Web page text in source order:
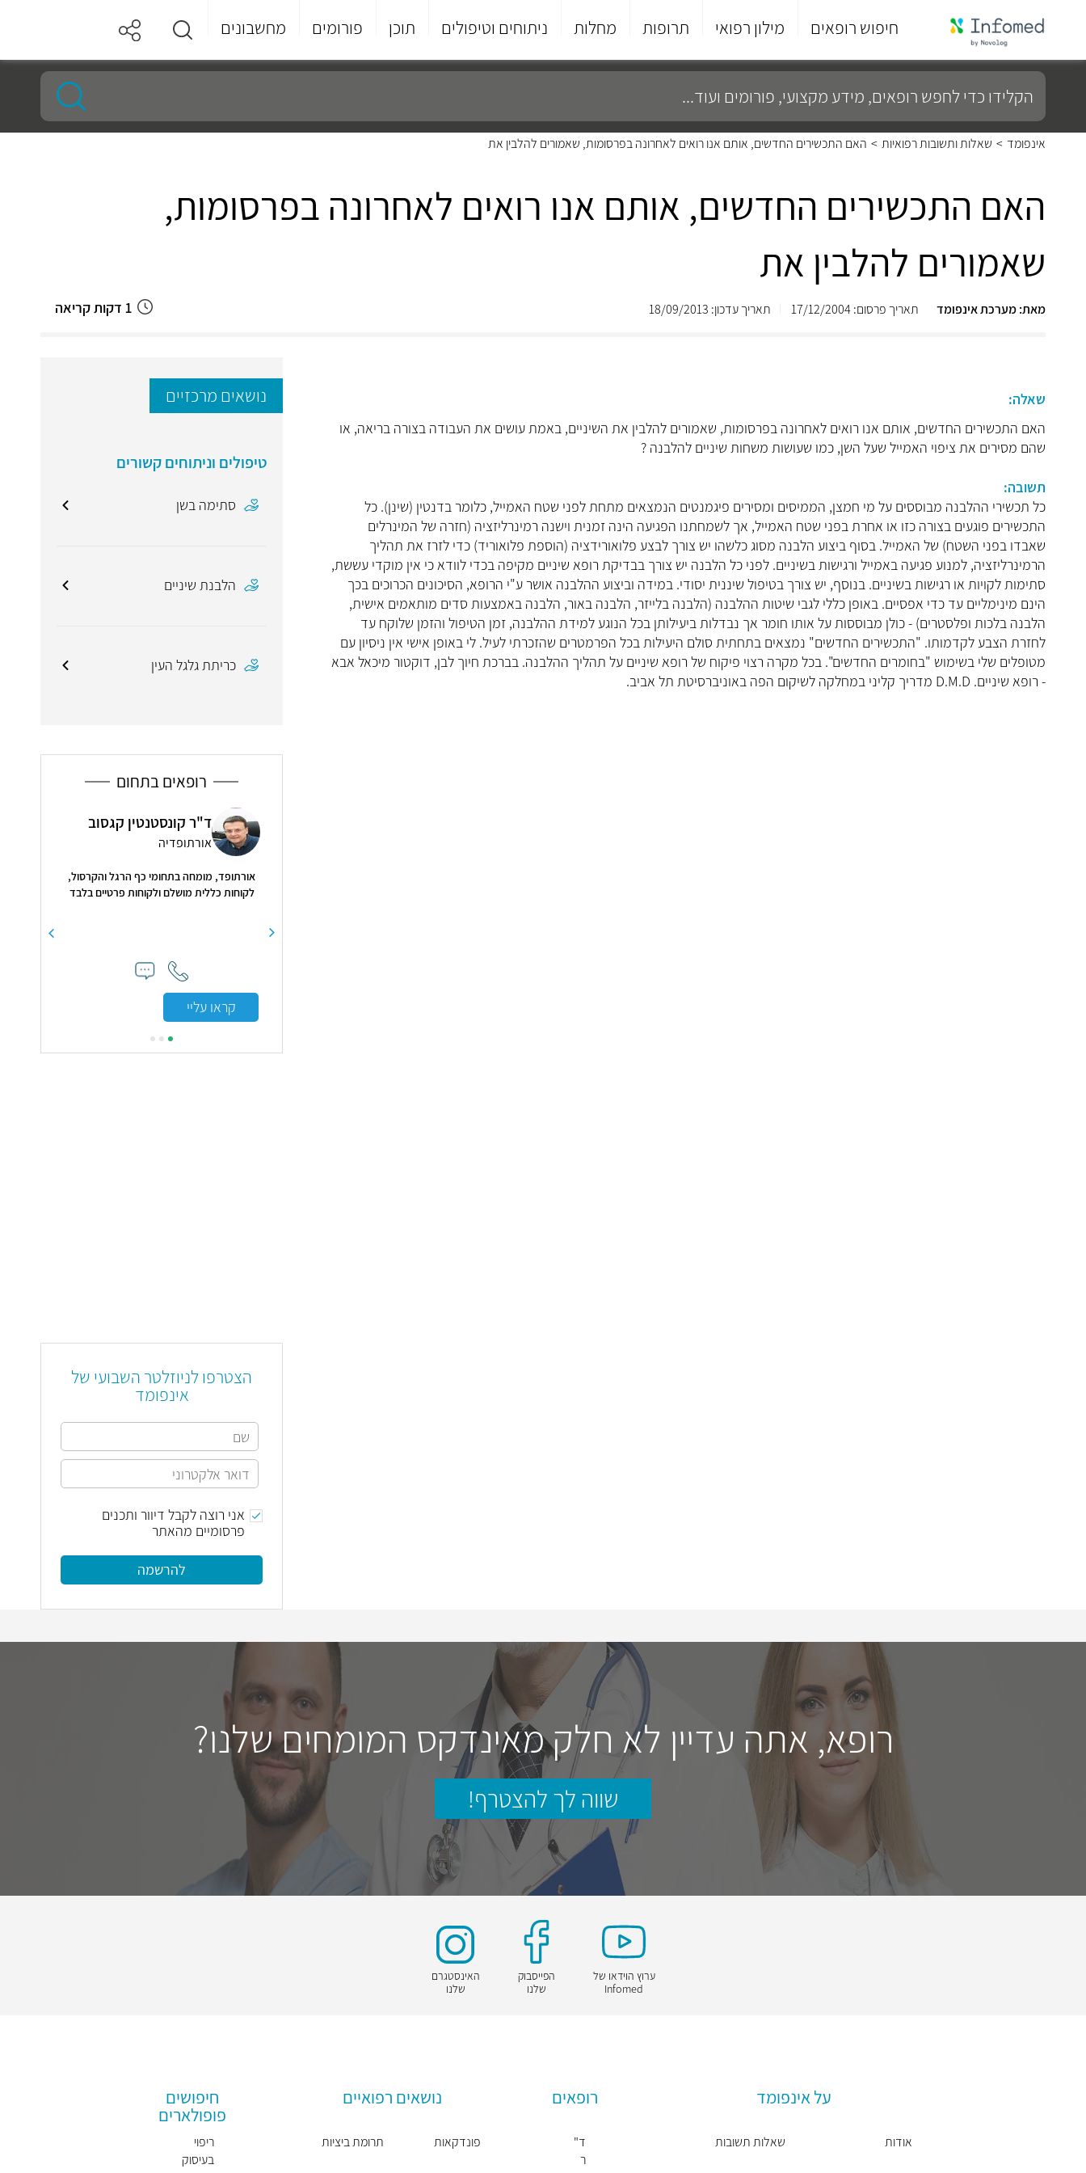
חיפוש רופאים מילון רפואי תרופות מחלות ניתוחים וטיפולים תוכן פורומים מחשבונים
סוף
התפריט
הקלידו
כדי
לחפש
רופאים,
מידע
מקצועי,
אינפומד > שאלות ותשובות רפואיות > האם התכשירים החדשים, אותם אנו רואים לאחרונה בפרסומות, שאמורים להלבין את
האם התכשירים החדשים, אותם אנו רואים לאחרונה בפרסומות,
שאמורים להלבין את
מאת: מערכת אינפומד תאריך פרסום: 17/12/2004 תאריך עדכון: 18/09/2013 1 דקות קריאה
שאלה:
האם התכשירים החדשים, אותם אנו רואים לאחרונה בפרסומות, שאמורים להלבין את השיניים, באמת עושים את העבודה בצורה בריאה, או
שהם מסירים את ציפוי האמייל שעל השן, כמו שעושות משחות שיניים להלבנה ?
תשובה:
כל תכשירי ההלבנה מבוססים על מי חמצן, הממיסים ומסירים פיגמנטים הנמצאים מתחת לפני שטח האמייל, כלומר בדנטין (שינן). כל
התכשירים פוגעים בצורה כזו או אחרת בפני שטח האמייל, אך לשמחתנו הפגיעה הינה זמנית וישנה רמינרליזציה (חזרה של המינרלים
שאבדו בפני השטח) של האמייל. בסוף ביצוע הלבנה מסוג כלשהו יש צורך לבצע פלואורידציה (הוספת פלואוריד) כדי לזרז את תהליך
הרמינרליזציה, למנוע פגיעה באמייל ורגישות בשיניים. לפני כל הלבנה יש צורך בבדיקת רופא שיניים מקיפה בכדי לוודא כי אין מוקדי עששת,
סתימות לקויות או רגישות בשיניים. בנוסף, יש צורך בטיפול שיננית יסודי. במידה וביצוע ההלבנה אושר ע"י הרופא, הסיכונים הכרוכים בכך
הינם מינימליים עד כדי אפסיים. באופן כללי לגבי שיטות ההלבנה (הלבנה בלייזר, הלבנה באור, הלבנה באמצעות סדים מותאמים אישית,
הלבנה בלכות ופלסטרים) - כולן מבוססות על אותו חומר אך נבדלות ביעילותן בכל הנוגע למידת ההלבנה, זמן הטיפול והזמן שלוקח עד
לחזרת הצבע לקדמותו. "התכשירים החדשים" נמצאים בתחתית סולם היעילות בכל הפרמטרים שהזכרתי לעיל. לי באופן אישי אין ניסיון עם
מטופלים שלי בשימוש "בחומרים החדשים". בכל מקרה רצוי פיקוח של רופא שיניים על תהליך ההלבנה. בברכת חיוך לבן, דוקטור מיכאל אבא
- רופא שיניים. D.M.D מדריך קליני במחלקה לשיקום הפה באוניברסיטת תל אביב.
נושאים מרכזיים
טיפולים וניתוחים קשורים
סתימה בשן
הלבנת שיניים
כריתת גלגל העין
רופאים בתחום
ד"ר קונסטנטין קגסוב
אורתופדיה
אורתופד, מומחה בתחומי כף הרגל והקרסול,
לקוחות כללית מושלם ולקוחות פרטיים בלבד
קראו עליי
הצטרפו לניוזלטר השבועי של
אינפומד
אני רוצה לקבל דיוור ותכנים
פרסומיים מהאתר
להרשמה
רופא, אתה עדיין לא חלק מאינדקס המומחים שלנו?
שווה לך להצטרף!
ערוץ הוידאו של
Infomed
הפייסבוק
שלנו
האינסטגרם
שלנו
על אינפומד
אודות שאלות תשובות
רופאים
ד"
ר
נושאים רפואיים
פונדקאות תרומת ביציות
חיפושים
פופולארים
ריפוי
בעיסוק